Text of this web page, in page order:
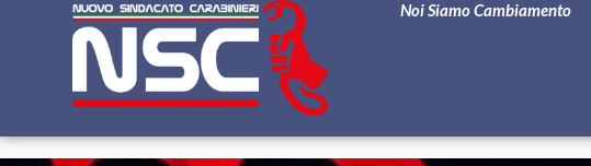
Noi Siamo Cambiamento